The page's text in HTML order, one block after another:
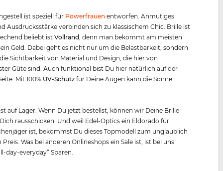
ist speziell für Powerfrauen entworfen. Anmutiges
Ausdrucksstärke verbinden sich zu klassischem Chic. Brille ist
beliebt istVollrand , denn man bekommt am meisten
Geld. Dabei geht es nicht nur um die Belastbarkeit, sondern
Sichtbarkeit von Material und Design, die hier von
Güte sind. Auch funktional bist Du hier natürlich auf der
Mit 100% UV-Schutz für Deine Augen kann die Sonne
auf Lager. Wenn Du jetzt bestellst, können wir Deine Brille
rausschicken. Und weil Edel-Optics ein Eldorado für
ist, bekommst Du dieses Topmodell zum unglaublich
Was bei anderen Onlineshops ein Sale ist, ist bei uns
day-everyday“ Sparen.